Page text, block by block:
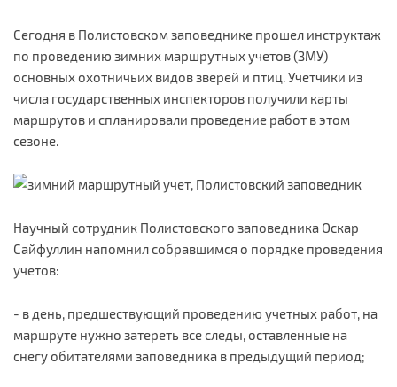
Сегодня в Полистовском заповеднике прошел инструктаж
по проведению зимних маршрутных учетов (ЗМУ)
основных охотничьих видов зверей и птиц. Учетчики из
числа государственных инспекторов получили карты
маршрутов и спланировали проведение работ в этом
сезоне.
Научный сотрудник Полистовского заповедника Оскар
Сайфуллин напомнил собравшимся о порядке проведения
учетов:
- в день, предшествующий проведению учетных работ, на
маршруте нужно затереть все следы, оставленные на
снегу обитателями заповедника в предыдущий период;